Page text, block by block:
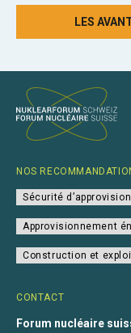
LES
CONTACT
Forum nucléaire
NOS
Sécurité
Approvisionnement
Construction et